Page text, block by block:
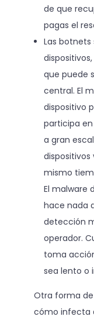
de que
pagas el
Las
que puede
central. El
dispositivo
participa
a gran
dispositivos
mismo
El malware
hace nada
detección
operador.
toma
sea lento o
Otra forma
cómo infecta